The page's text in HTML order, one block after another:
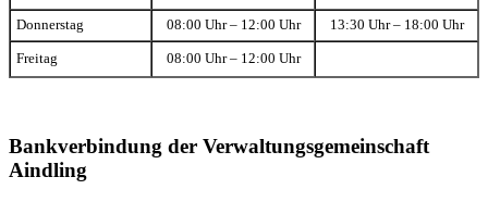
Donnerstag 08:00 Uhr – 12:00 Uhr 13:30 Uhr – 18:00 Uhr
Freitag 08:00 Uhr – 12:00 Uhr
Bankverbindung der Verwaltungsgemeinschaft
Aindling